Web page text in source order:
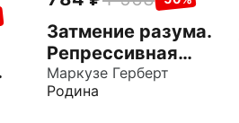
Затмение разума.
Репрессивная
толерантность
Маркузе Герберт
Родина